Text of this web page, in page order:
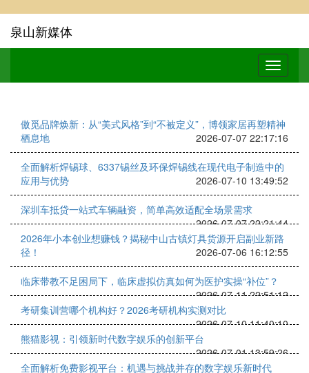
泉山新媒体
傲觅品牌焕新：从“美式风格”到“不被定义”，博领家居再塑精神
栖息地
2026-07-07 22:17:16
全面解析焊锡球、6337锡丝及环保焊锡线在现代电子制造中的
应用与优势
2026-07-10 13:49:52
深圳车抵贷一站式车辆融资，简单高效适配全场景需求
2026-07-07 22:21:44
2026年小本创业想赚钱？揭秘中山古镇灯具货源开启副业新路
径！
2026-07-06 16:12:55
临床带教不足困局下，临床虚拟仿真如何为医护实操“补位”？
2026-07-11 22:51:12
考研集训营哪个机构好？2026考研机构实测对比
2026-07-10 11:40:10
熊猫影视：引领新时代数字娱乐的创新平台
2026-07-01 13:59:26
全面解析免费影视平台：机遇与挑战并存的数字娱乐新时代